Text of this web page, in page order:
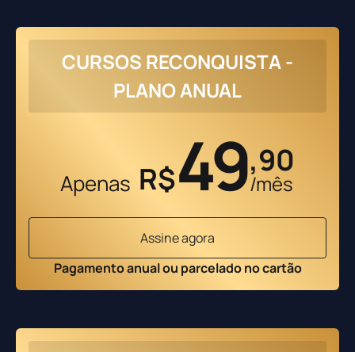
CURSOS RECONQUISTA -
PLANO ANUAL
Apenas R$49,90
/mês
Assine agora
Pagamento anual ou parcelado no cartão